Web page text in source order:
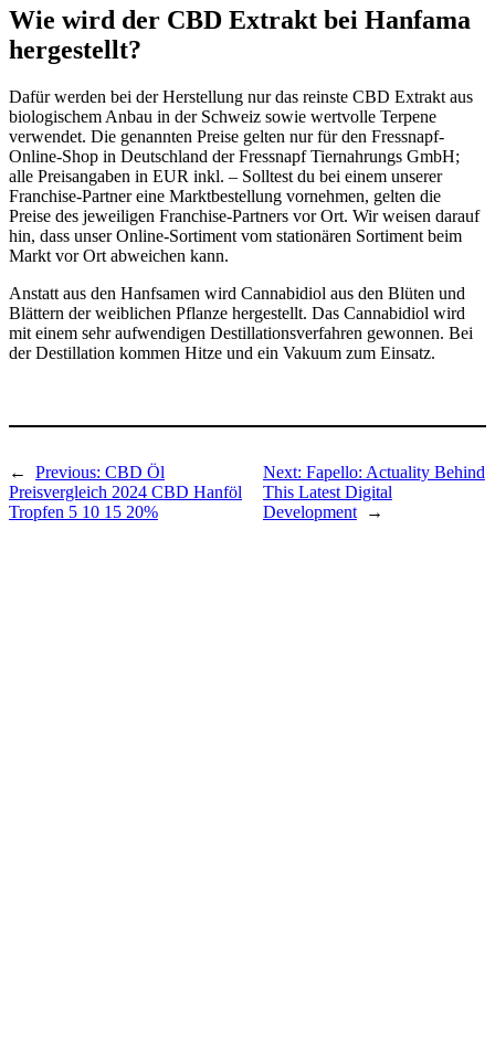
Wie wird der CBD Extrakt bei Hanfama
hergestellt?
Dafür werden bei der Herstellung nur das reinste CBD Extrakt aus
biologischem Anbau in der Schweiz sowie wertvolle Terpene
verwendet. Die genannten Preise gelten nur für den Fressnapf-
Online-Shop in Deutschland der Fressnapf Tiernahrungs GmbH;
alle Preisangaben in EUR inkl. – Solltest du bei einem unserer
Franchise-Partner eine Marktbestellung vornehmen, gelten die
Preise des jeweiligen Franchise-Partners vor Ort. Wir weisen darauf
hin, dass unser Online-Sortiment vom stationären Sortiment beim
Markt vor Ort abweichen kann.
Anstatt aus den Hanfsamen wird Cannabidiol aus den Blüten und
Blättern der weiblichen Pflanze hergestellt. Das Cannabidiol wird
mit einem sehr aufwendigen Destillationsverfahren gewonnen. Bei
der Destillation kommen Hitze und ein Vakuum zum Einsatz.
← Previous: CBD Öl
Preisvergleich 2024 CBD Hanföl
Tropfen 5 10 15 20%
Next: Fapello: Actuality Behind
This Latest Digital
Development
→